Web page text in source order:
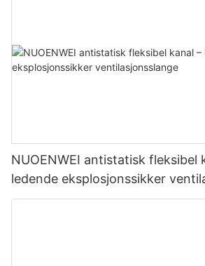
NUOENWEI antistatisk fleksibel
ledende eksplosjonssikker